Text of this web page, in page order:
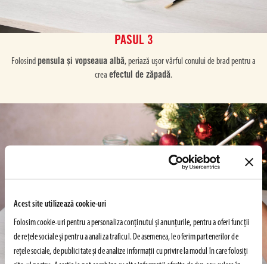
Acest site utilizează cookie-uri
Folosim cookie-uri pentru a personaliza conținutul și anunțurile, pentru a oferi funcții
de rețele sociale și pentru a analiza traficul. De asemenea, le oferim partenerilor de
rețele sociale, de publicitate și de analize informații cu privire la modul în care folosiți
PASUL 3
Folosind pensula și vopseaua albă, periază ușor vârful conului de brad pentru a
crea efectul de zăpadă.